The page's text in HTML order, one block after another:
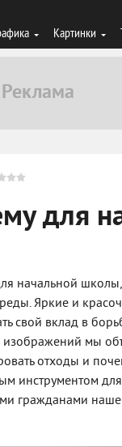
Картинки
для
начальной
Яркие и
свой вклад в
мы
отходы и
инструментом
гражданами